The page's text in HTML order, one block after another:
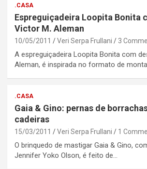
.CASA
Espreguiçadeira Loopita Bonita
Victor M. Aleman
10/05/2011 Veri Serpa Frullani 3
A espreguiçadeira Loopita Bonita com
Aleman, é inspirada no formato de
.CASA
Gaia & Gino: pernas de
cadeiras
15/03/2011 Veri Serpa Frullani 1
O brinquedo de mastigar Gaia & Gino,
Jennifer Yoko Olson, é feito de…